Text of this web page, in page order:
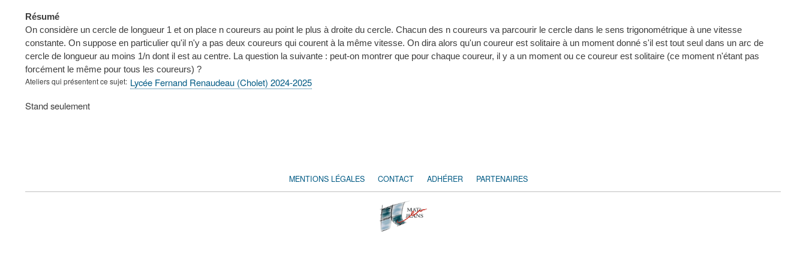
Résumé
On considère un cercle de longueur 1 et on place n coureurs au point le plus à droite du cercle. Chacun des n coureurs va parcourir le cercle dans le sens trigonométrique à une vitesse
constante. On suppose en particulier qu'il n'y a pas deux coureurs qui courent à la même vitesse. On dira alors qu'un coureur est solitaire à un moment donné s'il est tout seul dans un arc de
cercle de longueur au moins 1/n dont il est au centre. La question la suivante : peut-on montrer que pour chaque coureur, il y a un moment ou ce coureur est solitaire (ce moment n'étant pas
forcément le même pour tous les coureurs) ?
Ateliers qui présentent ce sujet Lycée Fernand Renaudeau (Cholet) 2024-2025
Type
Stand seulement
FOOTER
MENTIONS LÉGALES CONTACT ADHÉRER PARTENAIRES